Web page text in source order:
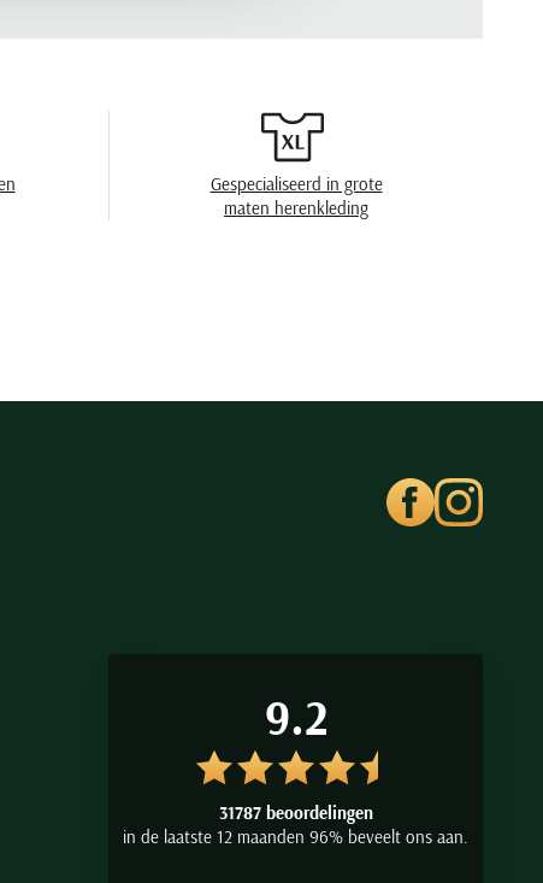
enkele manchet
speciaal wasprogamma 30°C, niet in de
droger, strijken op lage temperatuur, niet
Gespecialiseerd in grote
maten herenkleding
9.2
31787 beoordelingen
in de laatste 12 maanden 96% beveelt ons aan.